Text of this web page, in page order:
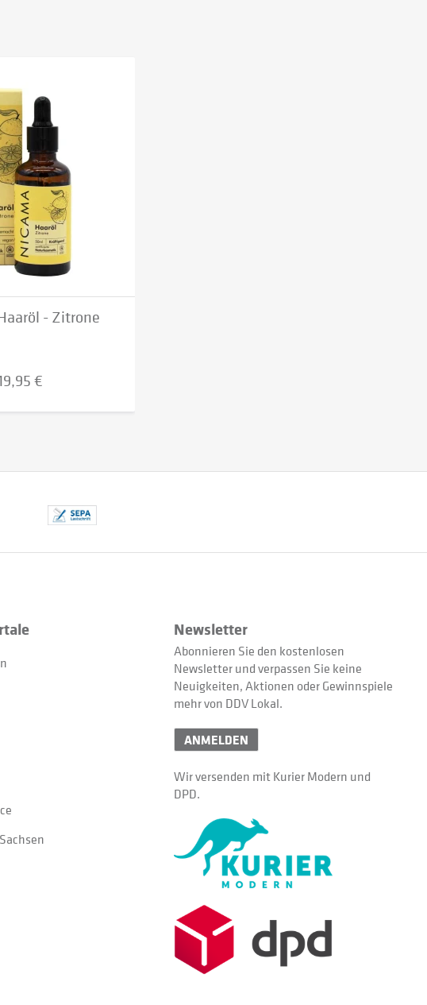
- Zitrone
€
Newsletter
Abonnieren Sie den kostenlosen
Newsletter und verpassen Sie keine
Neuigkeiten, Aktionen oder Gewinnspiele
mehr von DDV Lokal.
ANMELDEN
Wir versenden mit Kurier Modern und
DPD.